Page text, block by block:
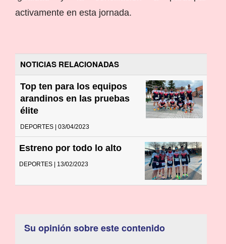
activamente en esta jornada.
NOTICIAS RELACIONADAS
Top ten para los equipos
arandinos en las pruebas
élite
DEPORTES | 03/04/2023
Estreno por todo lo alto
DEPORTES | 13/02/2023
Su opinión sobre este contenido